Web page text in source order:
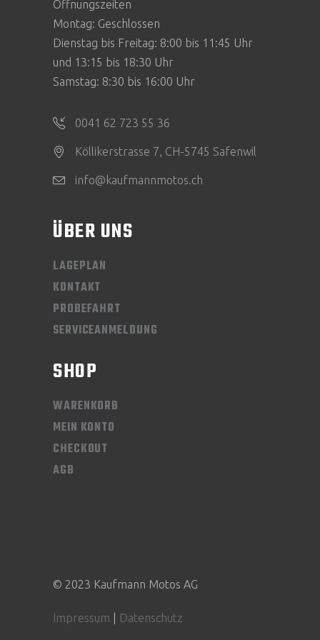
Öffnungszeiten
Montag: Geschlossen
Dienstag bis Freitag: 8:00 bis 11:45 Uhr
und 13:15 bis 18:30 Uhr
Samstag: 8:30 bis 16:00 Uhr
0041 62 723 55 36
Köllikerstrasse 7, CH-5745 Safenwil
info@kaufmannmotos.ch
ÜBER UNS
LAGEPLAN
KONTAKT
PROBEFAHRT
SERVICEANMELDUNG
SHOP
WARENKORB
MEIN KONTO
CHECKOUT
AGB
© 2023 Kaufmann Motos AG
Impressum Datenschutz